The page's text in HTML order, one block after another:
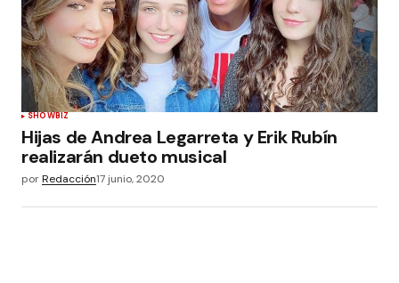
SHOWBIZ
Hijas de Andrea Legarreta y Erik Rubín
realizarán dueto musical
porRedacción17 junio, 2020